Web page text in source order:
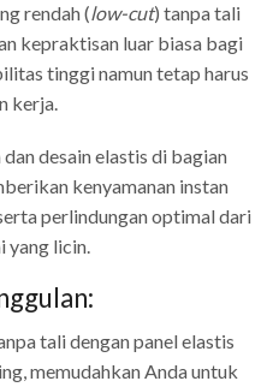
rendah (low-cut) tanpa tali
kepraktisan luar biasa bagi
tinggi namun tetap harus
kerja.
desain elastis di bagian
kenyamanan instan
perlindungan optimal dari
yang licin.
tali dengan panel elastis
memudahkan Anda untuk